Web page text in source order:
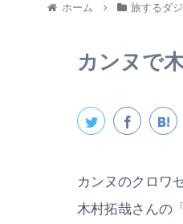
ホーム 旅するダ
カンヌで
カンヌのクロワ
木村拓哉さんの